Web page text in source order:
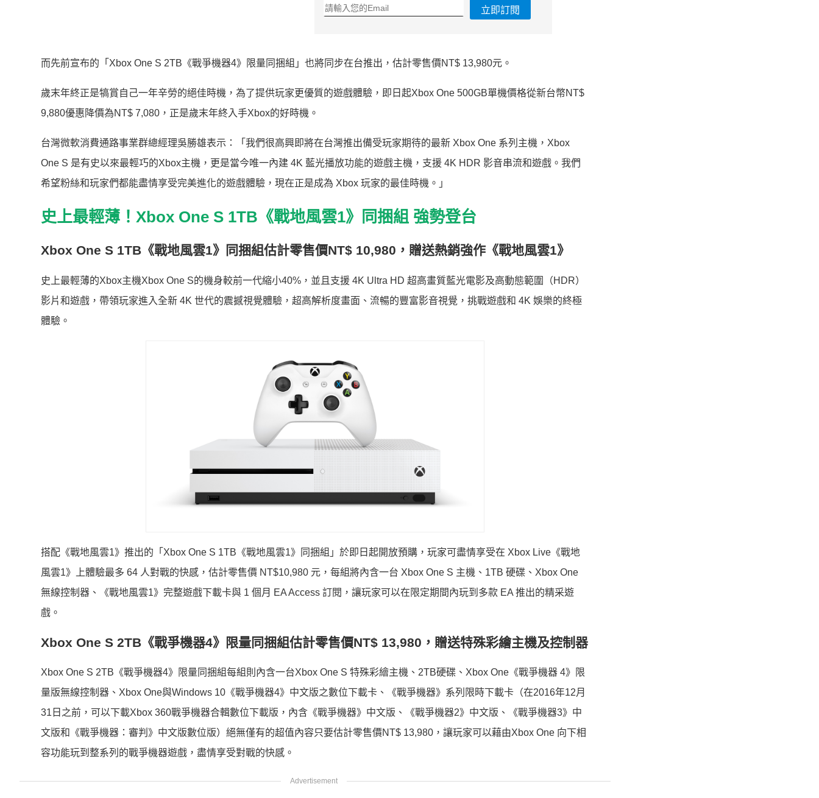
立即訂閱
而先前宣布的「Xbox One S 2TB《戰爭機器4》限量同捆組」也將同步在台推出，估計零售價NT$ 13,980元。
歲末年終正是犒賞自己一年辛勞的絕佳時機，為了提供玩家更優質的遊戲體驗，即日起Xbox One 500GB單機價格從新台幣NT$
9,880優惠降價為NT$ 7,080，正是歲末年終入手Xbox的好時機。
台灣微軟消費通路事業群總經理吳勝雄表示：「我們很高興即將在台灣推出備受玩家期待的最新 Xbox One 系列主機，Xbox
One S 是有史以來最輕巧的Xbox主機，更是當今唯一內建 4K 藍光播放功能的遊戲主機，支援 4K HDR 影音串流和遊戲。我們
希望粉絲和玩家們都能盡情享受完美進化的遊戲體驗，現在正是成為 Xbox 玩家的最佳時機。」
史上最輕薄！ Xbox One S 1TB 《戰地風雲1》同捆組 強勢登台
Xbox One S 1TB 《戰地風雲1》同捆組估計零售價NT$ 10,980 ，贈送熱銷強作《戰地風雲1》
史上最輕薄的Xbox主機Xbox One S的機身較前一代縮小40%，並且支援 4K Ultra HD 超高畫質藍光電影及高動態範圍（HDR）
影片和遊戲，帶領玩家進入全新 4K 世代的震撼視覺體驗，超高解析度畫面、流暢的豐富影音視覺，挑戰遊戲和 4K 娛樂的終極
體驗。
搭配《戰地風雲1》推出的「Xbox One S 1TB《戰地風雲1》同捆組」於即日起開放預購，玩家可盡情享受在 Xbox Live《戰地
風雲1》上體驗最多 64 人對戰的快感，估計零售價 NT$10,980 元，每組將內含一台 Xbox One S 主機、1TB 硬碟、Xbox One
無線控制器、《戰地風雲1》完整遊戲下載卡與 1 個月 EA Access 訂閱，讓玩家可以在限定期間內玩到多款 EA 推出的精采遊
戲。
Xbox One S 2TB《戰爭機器4》限量同捆組估計零售價NT$ 13,980，贈送特殊彩繪主機及控制器
Xbox One S 2TB《戰爭機器4》限量同捆組每組則內含一台Xbox One S 特殊彩繪主機、2TB硬碟、Xbox One《戰爭機器 4》限
量版無線控制器、Xbox One與Windows 10《戰爭機器4》中文版之數位下載卡、《戰爭機器》系列限時下載卡（在2016年12月
31日之前，可以下載Xbox 360戰爭機器合輯數位下載版，內含《戰爭機器》中文版、《戰爭機器2》中文版、《戰爭機器3》中
文版和《戰爭機器：審判》中文版數位版）絕無僅有的超值內容只要估計零售價NT$ 13,980，讓玩家可以藉由Xbox One 向下相
容功能玩到整系列的戰爭機器遊戲，盡情享受對戰的快感。